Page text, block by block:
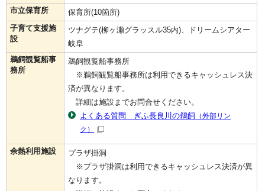
市立保育所
保育所(10箇所)
子育て支援施
設
ツナグテ(柳ヶ瀬グラッスル35内)、ドリームシアター
岐阜
鵜飼観覧船事
務所
鵜飼観覧船事務所
※鵜飼観覧船事務所は利用できるキャッシュレス決
済が異なります。
詳細は施設までお問合せください。
よくある質問 ぎふ長良川の鵜飼 （外部リン
ク）
余熱利用施設
プラザ掛洞
※プラザ掛洞は利用できるキャッシュレス決済が異
なります。